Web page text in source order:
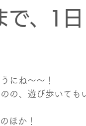
で、1
にね～～！
の、遊び歩いても
ほか！